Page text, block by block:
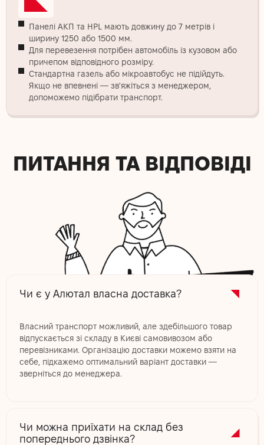
Панелі АКП та HPL мають довжину до 7 метрів і
ширину 1250 або 1500 мм.
Для перевезення потрібен автомобіль із кузовом або
причепом відповідного розміру.
Стандартна газель або мікроавтобус не підійдуть.
Якщо не впевнені — зв'яжіться з менеджером,
допоможемо підібрати транспорт.
ПИТАННЯ ТА ВІДПОВІДІ
Чи є у Алютал власна доставка?
Власний транспорт можливий, але здебільшого товар
відпускається зі складу в Києві самовивозом або
перевізниками. Організацію доставки можемо взяти на
себе, підкажемо оптимальний варіант доставки —
зверніться до менеджера.
Чи можна приїхати на склад без
попереднього дзвінка?